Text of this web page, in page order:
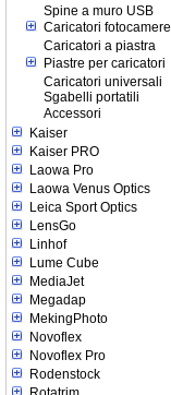
Spine a muro USB
Caricatori fotocamere
Caricatori a piastra
Piastre per caricatori
Caricatori universali
Sgabelli portatili
Accessori
Kaiser
Kaiser PRO
Laowa Pro
Laowa Venus Optics
Leica Sport Optics
LensGo
Linhof
Lume Cube
MediaJet
Megadap
MekingPhoto
Novoflex
Novoflex Pro
Rodenstock